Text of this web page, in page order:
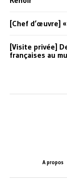
[Chef d’œuvre]
[Visite privée]
françaises au
A propos